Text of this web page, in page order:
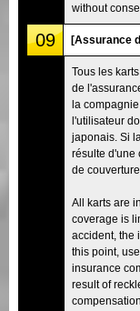
without
09 [Assurance
Tous les
de
la
l'utilisateur
japonais. Si
résulte d'une
de couverture.
All karts are
coverage is
accident, the
this point,
insurance
result of
compensation.